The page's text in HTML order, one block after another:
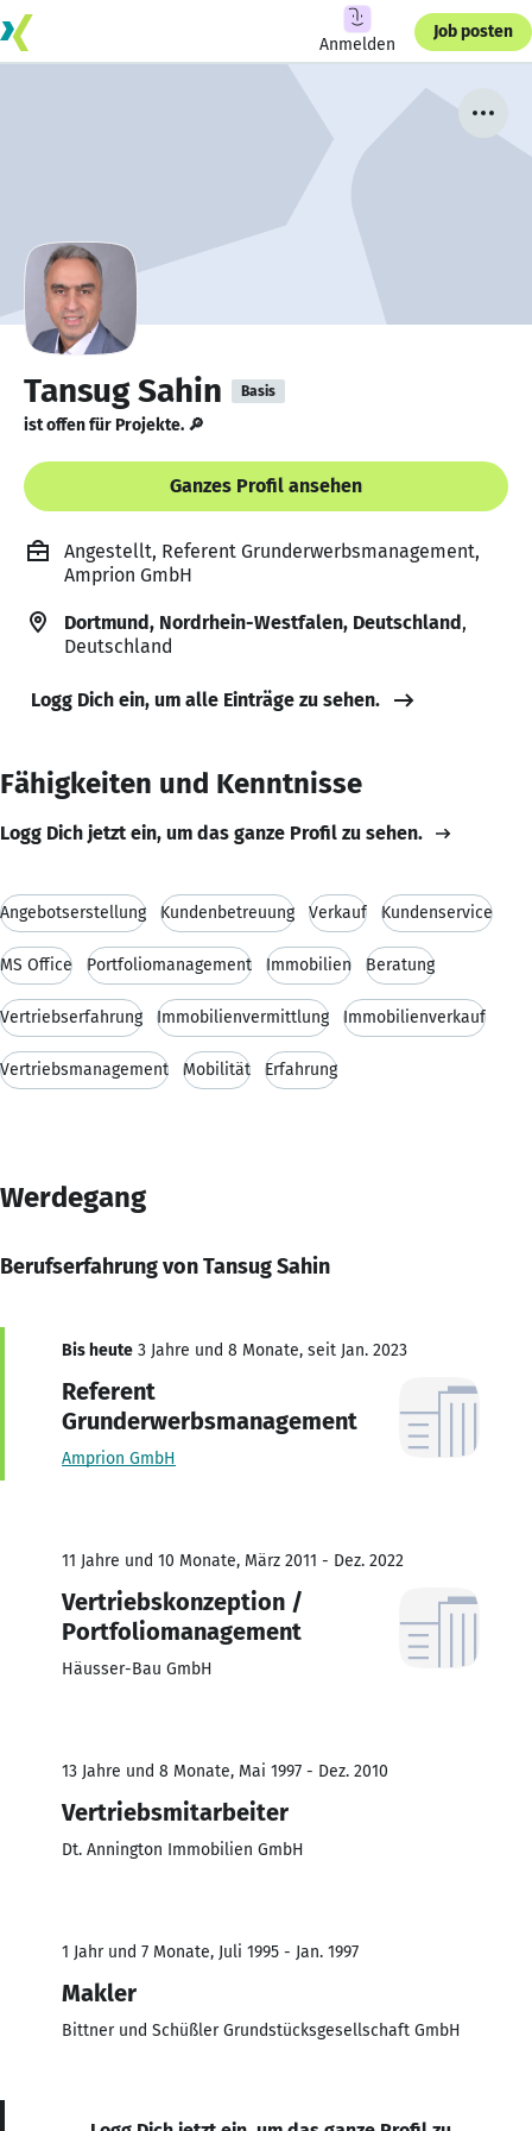
Anmelden
Job posten
Tansug Sahin Basis
ist offen für Projekte. 🔎
Ganzes Profil ansehen
Angestellt, Referent Grunderwerbsmanagement,
Amprion GmbH
Dortmund, Nordrhein-Westfalen, Deutschland,
Deutschland
Logg Dich ein, um alle Einträge zu sehen.
Fähigkeiten und Kenntnisse
Logg Dich jetzt ein, um das ganze Profil zu sehen.
Angebotserstellung Kundenbetreuung Verkauf Kundenservice
MS Office Portfoliomanagement Immobilien Beratung
Vertriebserfahrung Immobilienvermittlung Immobilienverkauf
Vertriebsmanagement Mobilität Erfahrung
Werdegang
Berufserfahrung von Tansug Sahin
Bis heute 3 Jahre und 8 Monate, seit Jan. 2023
Referent
Grunderwerbsmanagement
Amprion GmbH
11 Jahre und 10 Monate, März 2011 - Dez. 2022
Vertriebskonzeption /
Portfoliomanagement
Häusser-Bau GmbH
13 Jahre und 8 Monate, Mai 1997 - Dez. 2010
Vertriebsmitarbeiter
Dt. Annington Immobilien GmbH
1 Jahr und 7 Monate, Juli 1995 - Jan. 1997
Makler
Bittner und Schüßler Grundstücksgesellschaft GmbH